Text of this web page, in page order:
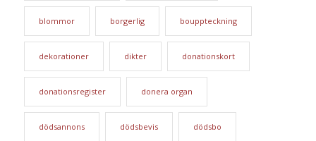
blommor borgerlig bouppteckning
dekorationer dikter donationskort
donationsregister donera organ
dödsannons dödsbevis dödsbo